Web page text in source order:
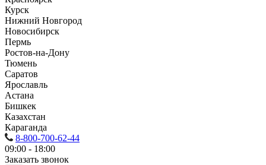
Курск
Нижний Новгород
Новосибирск
Пермь
Ростов-на-Дону
Тюмень
Саратов
Ярославль
Астана
Бишкек
Казахстан
Караганда
8-800-700-62-44
09:00 - 18:00
Заказать звонок